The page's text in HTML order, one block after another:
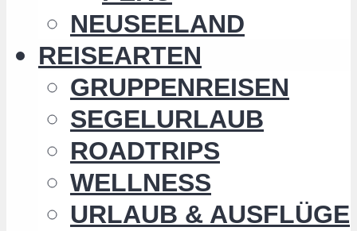
NEUSEELAND
REISEARTEN
GRUPPENREISEN
SEGELURLAUB
ROADTRIPS
WELLNESS
URLAUB & AUSFLÜGE